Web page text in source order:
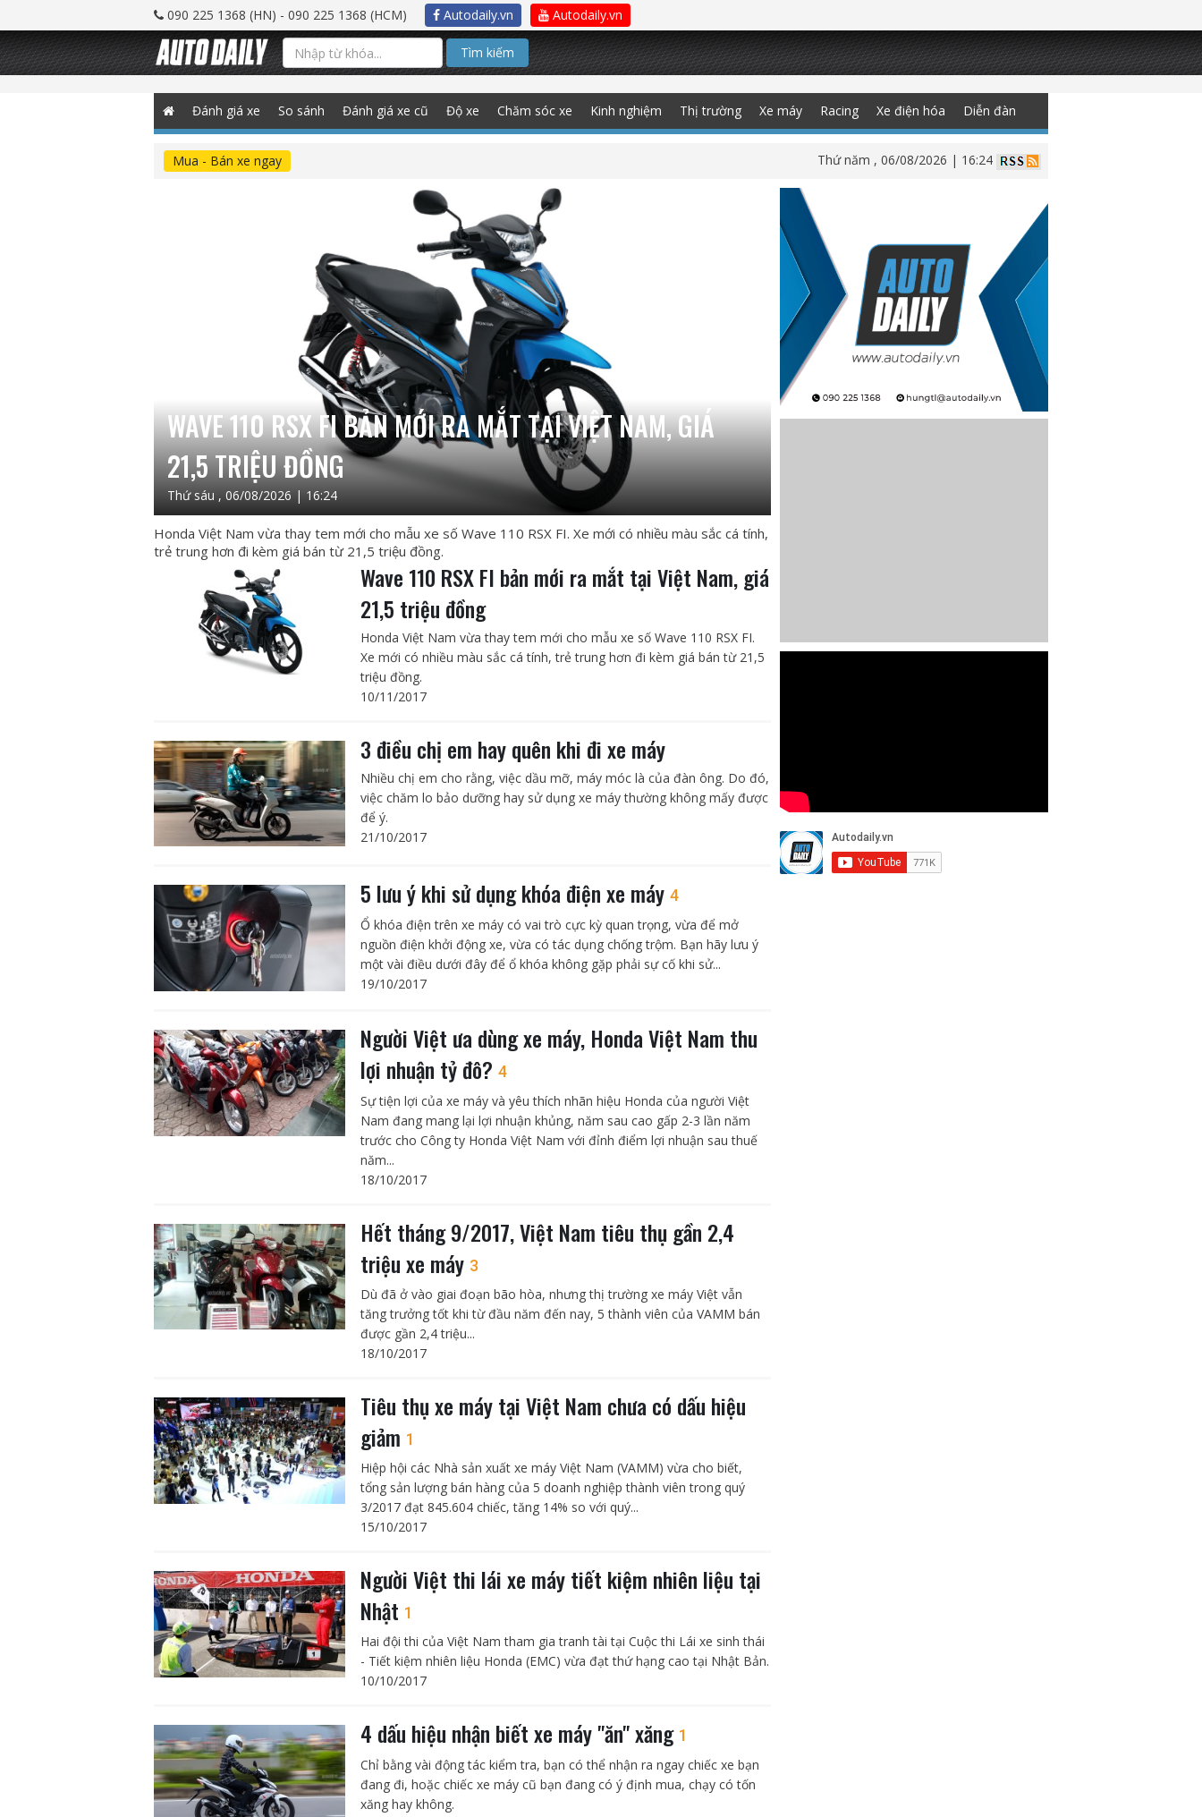
090 225 1368 (HN) - 090 225 1368 (HCM) Autodaily.vn Autodaily.vn
Tìm kiếm
Đánh giá xe So sánh Đánh giá xe cũ Độ xe Chăm sóc xe Kinh nghiệm Thị trường Xe máy Racing Xe điện hóa Diễn đàn
Mua - Bán xe ngay Thứ năm , 06/08/2026 | 16:24
WAVE 110 RSX FI BẢN MỚI RA MẮT TẠI VIỆT NAM, GIÁ
21,5 TRIỆU ĐỒNG
Thứ sáu , 06/08/2026 | 16:24
Honda Việt Nam vừa thay tem mới cho mẫu xe số Wave 110 RSX FI. Xe mới có nhiều màu sắc cá tính,
trẻ trung hơn đi kèm giá bán từ 21,5 triệu đồng.
Wave 110 RSX FI bản mới ra mắt tại Việt Nam, giá
21,5 triệu đồng
Honda Việt Nam vừa thay tem mới cho mẫu xe số Wave 110 RSX FI.
Xe mới có nhiều màu sắc cá tính, trẻ trung hơn đi kèm giá bán từ 21,5
triệu đồng.
10/11/2017
3 điều chị em hay quên khi đi xe máy
Nhiều chị em cho rằng, việc dầu mỡ, máy móc là của đàn ông. Do đó,
việc chăm lo bảo dưỡng hay sử dụng xe máy thường không mấy được
để ý.
21/10/2017
5 lưu ý khi sử dụng khóa điện xe máy4
Ổ khóa điện trên xe máy có vai trò cực kỳ quan trọng, vừa để mở
nguồn điện khởi động xe, vừa có tác dụng chống trộm. Bạn hãy lưu ý
một vài điều dưới đây để ổ khóa không gặp phải sự cố khi sử...
19/10/2017
Người Việt ưa dùng xe máy, Honda Việt Nam thu
lợi nhuận tỷ đô?4
Sự tiện lợi của xe máy và yêu thích nhãn hiệu Honda của người Việt
Nam đang mang lại lợi nhuận khủng, năm sau cao gấp 2-3 lần năm
trước cho Công ty Honda Việt Nam với đỉnh điểm lợi nhuận sau thuế
năm...
18/10/2017
Hết tháng 9/2017, Việt Nam tiêu thụ gần 2,4
triệu xe máy 3
Dù đã ở vào giai đoạn bão hòa, nhưng thị trường xe máy Việt vẫn
tăng trưởng tốt khi từ đầu năm đến nay, 5 thành viên của VAMM bán
được gần 2,4 triệu...
18/10/2017
Tiêu thụ xe máy tại Việt Nam chưa có dấu hiệu
giảm 1
Hiệp hội các Nhà sản xuất xe máy Việt Nam (VAMM) vừa cho biết,
tổng sản lượng bán hàng của 5 doanh nghiệp thành viên trong quý
3/2017 đạt 845.604 chiếc, tăng 14% so với quý...
15/10/2017
Người Việt thi lái xe máy tiết kiệm nhiên liệu tại
Nhật 1
Hai đội thi của Việt Nam tham gia tranh tài tại Cuộc thi Lái xe sinh thái
- Tiết kiệm nhiên liệu Honda (EMC) vừa đạt thứ hạng cao tại Nhật Bản.
10/10/2017
4 dấu hiệu nhận biết xe máy "ăn" xăng 1
Chỉ bằng vài động tác kiểm tra, bạn có thể nhận ra ngay chiếc xe bạn
đang đi, hoặc chiếc xe máy cũ bạn đang có ý định mua, chạy có tốn
xăng hay không.